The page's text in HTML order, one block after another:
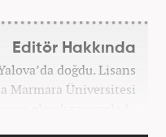
Editör Hakkında
doğdu. Lisans
Marmara Üniversitesi
olarak tamamladı.